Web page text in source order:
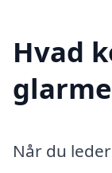
Hvad
Når du